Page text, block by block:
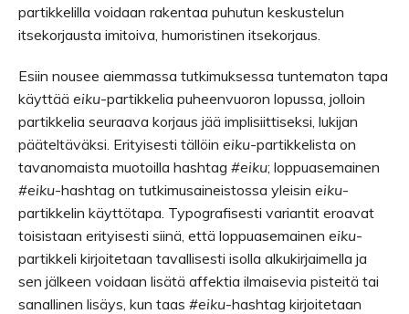
partikkelilla voidaan rakentaa puhutun keskustelun
itsekorjausta imitoiva, humoristinen itsekorjaus.
Esiin nousee aiemmassa tutkimuksessa tuntematon tapa
käyttää eiku-partikkelia puheenvuoron lopussa, jolloin
partikkelia seuraava korjaus jää implisiittiseksi, lukijan
pääteltäväksi. Erityisesti tällöin eiku-partikkelista on
tavanomaista muotoilla hashtag #eiku; loppuasemainen
#eiku-hashtag on tutkimusaineistossa yleisin eiku-
partikkelin käyttötapa. Typografisesti variantit eroavat
toisistaan erityisesti siinä, että loppuasemainen eiku-
partikkeli kirjoitetaan tavallisesti isolla alkukirjaimella ja
sen jälkeen voidaan lisätä affektia ilmaisevia pisteitä tai
sanallinen lisäys, kun taas #eiku-hashtag kirjoitetaan